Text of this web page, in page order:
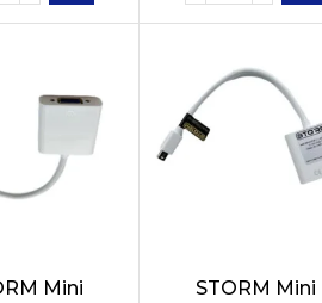
Mini
STORM Mini